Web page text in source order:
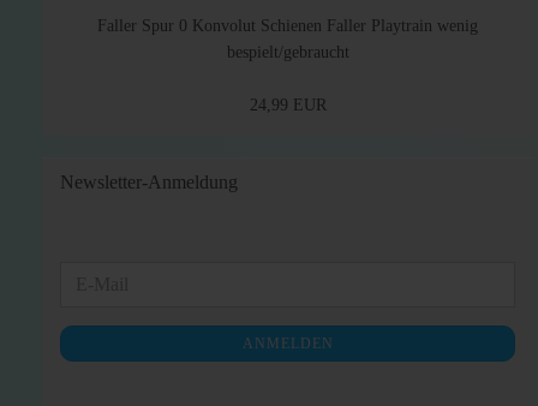
Faller Spur 0 Konvolut Schienen Faller Playtrain wenig
bespielt/gebraucht
24,99 EUR
Newsletter-Anmeldung
NEWSLETTER-
ANMELDUNG
ANMELDEN